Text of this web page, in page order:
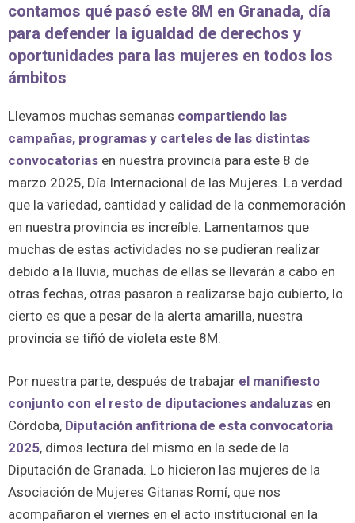
contamos qué pasó este 8M en Granada, día
para defender la igualdad de derechos y
oportunidades para las mujeres en todos los
ámbitos
Llevamos muchas semanas compartiendo las
campañas, programas y carteles de las distintas
convocatorias en nuestra provincia para este 8 de
marzo 2025, Día Internacional de las Mujeres. La verdad
que la variedad, cantidad y calidad de la conmemoración
en nuestra provincia es increíble. Lamentamos que
muchas de estas actividades no se pudieran realizar
debido a la lluvia, muchas de ellas se llevarán a cabo en
otras fechas, otras pasaron a realizarse bajo cubierto, lo
cierto es que a pesar de la alerta amarilla, nuestra
provincia se tiñó de violeta este 8M.
Por nuestra parte, después de trabajar el manifiesto
conjunto con el resto de diputaciones andaluzas en
Córdoba, Diputación anfitriona de esta convocatoria
2025, dimos lectura del mismo en la sede de la
Diputación de Granada. Lo hicieron las mujeres de la
Asociación de Mujeres Gitanas Romí, que nos
acompañaron el viernes en el acto institucional en la